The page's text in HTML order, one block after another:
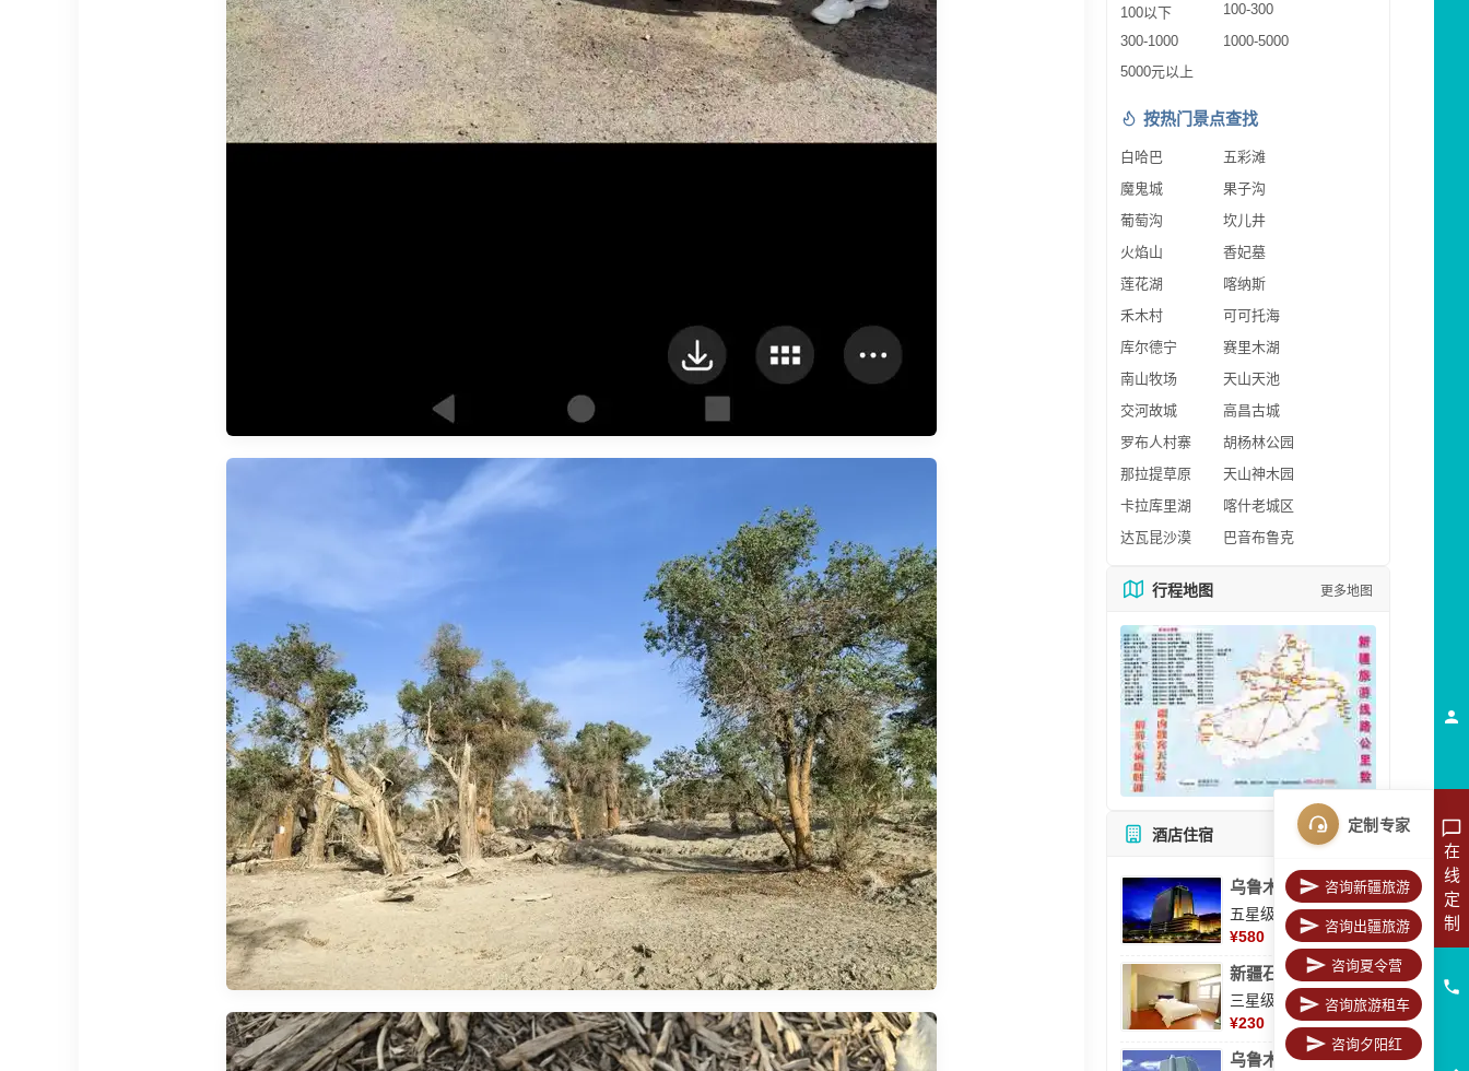
100以下
100-300
300-1000
1000-5000
5000元以上
按热门景点查找
白哈巴
五彩滩
魔鬼城
果子沟
葡萄沟
坎儿井
火焰山
香妃墓
莲花湖
喀纳斯
禾木村
可可托海
库尔德宁
赛里木湖
南山牧场
天山天池
交河故城
高昌古城
罗布人村寨
胡杨林公园
那拉提草原
天山神木园
卡拉库里湖
喀什老城区
达瓦昆沙漠
巴音布鲁克
行程地图 更多地图
酒店住宿 所有酒店
乌鲁木齐美丽华大酒
五星级酒店
¥580
新疆石河子凯瑞酒店
三星级酒店
¥230
乌鲁木齐海德大酒店
在
线
定
制
定制专家
咨询新疆旅游
咨询出疆旅游
咨询夏令营
咨询旅游租车
咨询夕阳红